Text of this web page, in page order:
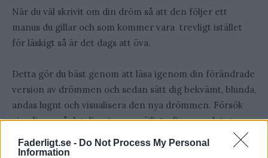
Faderligt.se - Do Not Process My Personal
Information
När du väl skrivit om din dröm så att den följer ett
manus du gillar och som kommer vara trevligt istället
för läskigt så är det dags att öva.
Detta gör du bäst genom att läsa igenom din förändrade
version av drömmen och sedan sätt dig bekvämt, blunda,
andas lugnt och visualisera den nya drömmen. Försök
visualisera så detaljerat som möjligt eftersom det ger
din hjärna fler saker att komma ihåg och fler saker den
kan använda som en trigger.